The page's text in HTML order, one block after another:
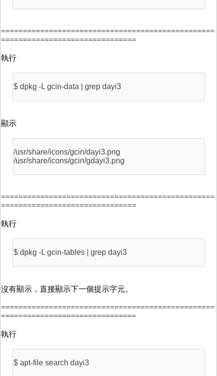
=================================================
===============================
執行
$ dpkg -L gcin-data | grep dayi3
顯示
/usr/share/icons/gcin/dayi3.png
/usr/share/icons/gcin/gdayi3.png
=================================================
===============================
執行
$ dpkg -L gcin-tables | grep dayi3
沒有顯示，直接顯示下一個提示字元。
=================================================
===============================
執行
$ apt-file search dayi3